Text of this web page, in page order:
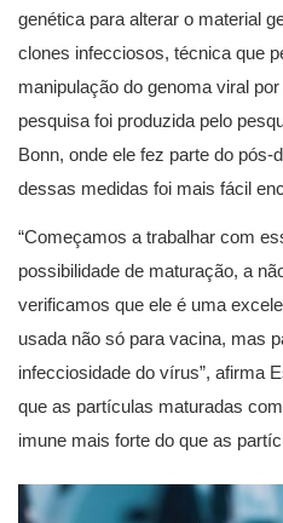
genética para alterar o material
clones infecciosos, técnica que
manipulação do genoma viral
pesquisa foi produzida pelo
Bonn, onde ele fez parte do pós-
dessas medidas foi mais fácil
“Começamos a trabalhar com
possibilidade de maturação, a
verificamos que ele é uma
usada não só para vacina, mas
infecciosidade do vírus”, afirma
que as partículas maturadas
imune mais forte do que as